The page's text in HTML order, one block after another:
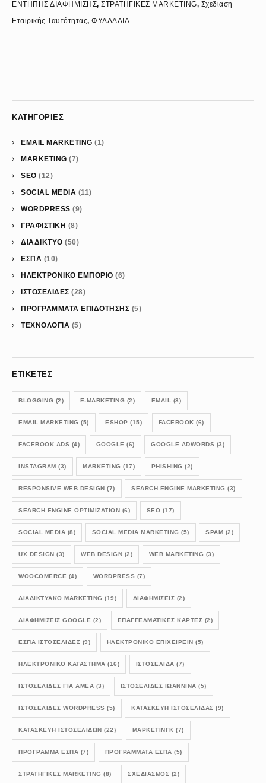
ΕΝΤΗΠΗΣ ΔΙΑΦΗΜΙΣΗΣ, ΣΤΡΑΤΗΓΙΚΕΣ MARKETING, Σχεδίαση
Εταιρικής Ταυτότητας, ΦΥΛΛΑΔΙΑ
ΚΑΤΗΓΟΡΊΕΣ
EMAIL MARKETING (1)
MARKETING (7)
SEO (12)
SOCIAL MEDIA (11)
WORDPRESS (9)
ΓΡΑΦΙΣΤΙΚΗ (8)
ΔΙΑΔΙΚΤΥΟ (50)
ΕΣΠΑ (10)
ΗΛΕΚΤΡΟΝΙΚΟ ΕΜΠΟΡΙΟ (6)
ΙΣΤΟΣΕΛΙΔΕΣ (28)
ΠΡΟΓΡΑΜΜΑΤΑ ΕΠΙΔΟΤΗΣΗΣ (5)
ΤΕΧΝΟΛΟΓΙΑ (5)
ΕΤΙΚΈΤΕΣ
BLOGGING (2) E-MARKETING (2) EMAIL (3)
EMAIL MARKETING (5) ESHOP (15) FACEBOOK (6)
FACEBOOK ADS (4) GOOGLE (6) GOOGLE ADWORDS (3)
INSTAGRAM (3) MARKETING (17) PHISHING (2)
RESPONSIVE WEB DESIGN (7) SEARCH ENGINE MARKETING (3)
SEARCH ENGINE OPTIMIZATION (6) SEO (17)
SOCIAL MEDIA (8) SOCIAL MEDIA MARKETING (5) SPAM (2)
UX DESIGN (3) WEB DESIGN (2) WEB MARKETING (3)
WOOCOMERCE (4) WORDPRESS (7)
ΔΙΑΔΙΚΤΥΑΚΟ MARKETING (19) ΔΙΑΦΗΜΙΣΕΙΣ (2)
ΔΙΑΦΗΜΙΣΕΙΣ GOOGLE (2) ΕΠΑΓΓΕΛΜΑΤΙΚΕΣ ΚΑΡΤΕΣ (2)
ΕΣΠΑ ΙΣΤΟΣΕΛΙΔΕΣ (9) ΗΛΕΚΤΡΟΝΙΚΟ ΕΠΙΧΕΙΡΕΙΝ (5)
ΗΛΕΚΤΡΟΝΙΚΟ ΚΑΤΑΣΤΗΜΑ (16) ΙΣΤΟΣΕΛΙΔΑ (7)
ΙΣΤΟΣΕΛΙΔΕΣ ΓΙΑ ΑΜΕΑ (3) ΙΣΤΟΣΕΛΙΔΕΣ ΙΩΑΝΝΙΝΑ (5)
ΙΣΤΟΣΕΛΊΔΕΣ WORDPRESS (5) ΚΑΤΑΣΚΕΥΗ ΙΣΤΟΣΕΛΙΔΑΣ (9)
ΚΑΤΑΣΚΕΥΗ ΙΣΤΟΣΕΛΙΔΩΝ (22) ΜΑΡΚΕΤΙΝΓΚ (7)
ΠΡΟΓΡΑΜΜΑ ΕΣΠΑ (7) ΠΡΟΓΡΑΜΜΑΤΑ ΕΣΠΑ (5)
ΣΤΡΑΤΗΓΙΚΕΣ MARKETING (8) ΣΧΕΔΙΑΣΜΟΣ (2)